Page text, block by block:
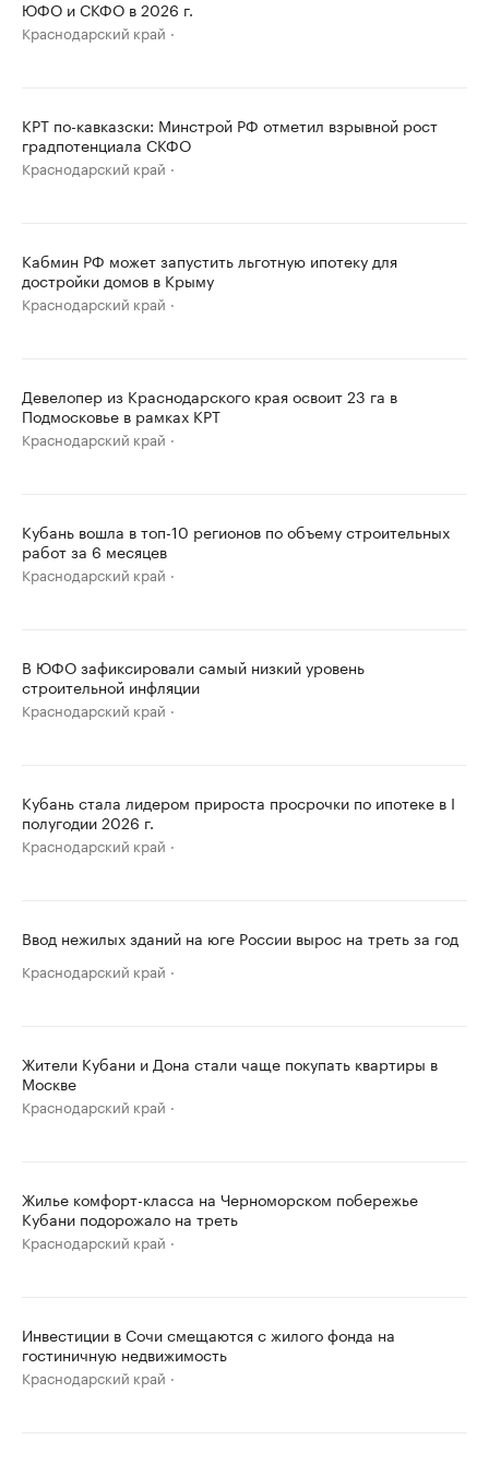
ЮФО и СКФО в 2026 г.
Краснодарский край
КРТ по-кавказски: Минстрой РФ отметил взрывной рост
градпотенциала СКФО
Краснодарский край
Кабмин РФ может запустить льготную ипотеку для
достройки домов в Крыму
Краснодарский край
Девелопер из Краснодарского края освоит 23 га в
Подмосковье в рамках КРТ
Краснодарский край
Кубань вошла в топ-10 регионов по объему строительных
работ за 6 месяцев
Краснодарский край
В ЮФО зафиксировали самый низкий уровень
строительной инфляции
Краснодарский край
Кубань стала лидером прироста просрочки по ипотеке в I
полугодии 2026 г.
Краснодарский край
Ввод нежилых зданий на юге России вырос на треть за год
Краснодарский край
Жители Кубани и Дона стали чаще покупать квартиры в
Москве
Краснодарский край
Жилье комфорт-класса на Черноморском побережье
Кубани подорожало на треть
Краснодарский край
Инвестиции в Сочи смещаются с жилого фонда на
гостиничную недвижимость
Краснодарский край